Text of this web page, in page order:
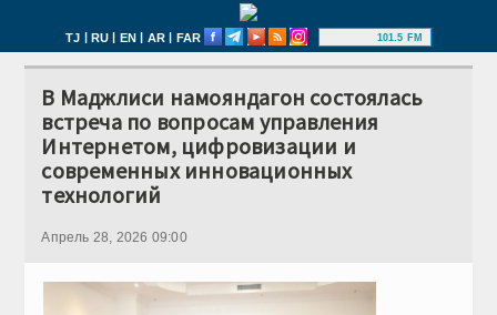
TJ | RU | EN | AR | FAR 101.5 FM
В Маджлиси намояндагон состоялась
встреча по вопросам управления
Интернетом, цифровизации и
современных инновационных
технологий
Апрель 28, 2026 09:00